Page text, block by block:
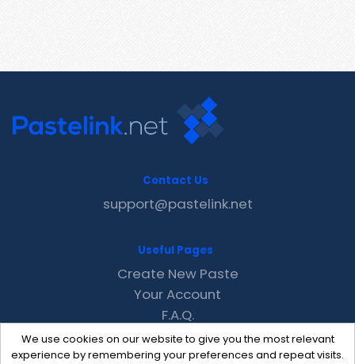
We use cookies on our website to give you the most relevant
experience by remembering your preferences and repeat visits.
Contact Us
support@pastelink.net
Useful Pages
Create New Paste
Your Account
F.A.Q.
Recent
Contact